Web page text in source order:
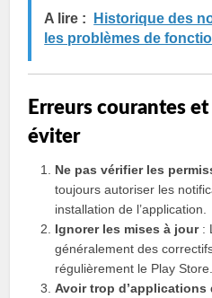
A lire :
Historique des
les problèmes de
Erreurs courantes
éviter
Ne pas vérifier les
toujours autoriser les
installation de l’application.
Ignorer les mises à jour:
généralement des
régulièrement le Play Store.
Avoir trop d’applications